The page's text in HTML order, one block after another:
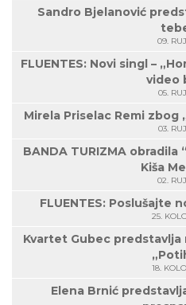
Sandro Bjelanović
09.
FLUENTES: Novi singl –
video
05.
Mirela Priselac Remi zbog
03.
BANDA TURIZMA
Kiša
02.
FLUENTES: Poslušajte
25.
Kvartet Gubec
18.
Elena Brnić